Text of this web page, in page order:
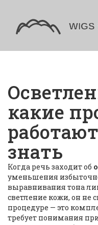
какие
знать
Когда речь заходит об
уменьшения
выравнивания тона
светление кожи, он не
процедуре — это
требует понимания